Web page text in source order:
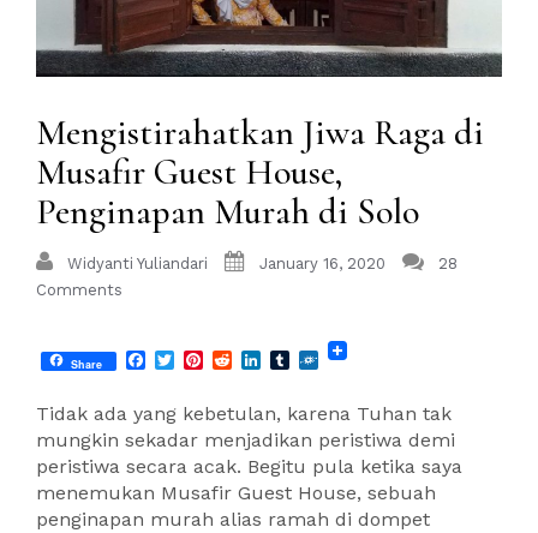
Mengistirahatkan Jiwa Raga di
Musafir Guest House,
Penginapan Murah di Solo
Widyanti Yuliandari January 16, 2020
28
Comments
Share Facebook
TwitterPinterest
RedditLinkedIn
Tumblr
Folkd
Tidak ada yang kebetulan, karena Tuhan tak
mungkin sekadar menjadikan peristiwa demi
peristiwa secara acak. Begitu pula ketika saya
menemukan Musafir Guest House, sebuah
penginapan murah alias ramah di dompet